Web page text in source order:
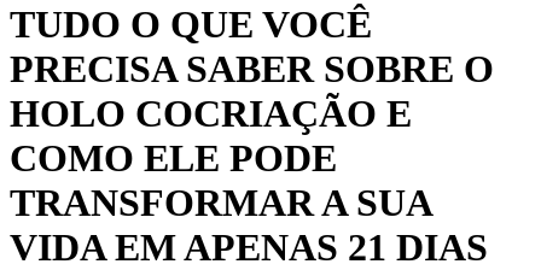
TUDO O QUE VOCÊ
PRECISA SABER SOBRE O
HOLO COCRIAÇÃO E
COMO ELE PODE
TRANSFORMAR A SUA
VIDA EM APENAS 21 DIAS